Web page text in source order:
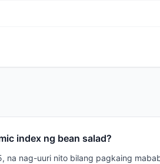
index ng bean salad?
na nag-uuri nito bilang pagkaing